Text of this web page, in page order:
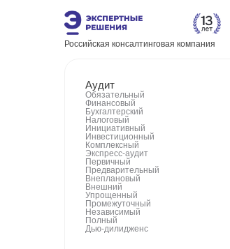
Российская консалтинговая компания
Аудит
Обязательный
Финансовый
Бухгалтерский
Налоговый
Инициативный
Инвестиционный
Комплексный
Экспресс-аудит
Первичный
Предварительный
Внеплановый
Внешний
Упрощенный
Промежуточный
Независимый
Полный
Дью‑дилидженс